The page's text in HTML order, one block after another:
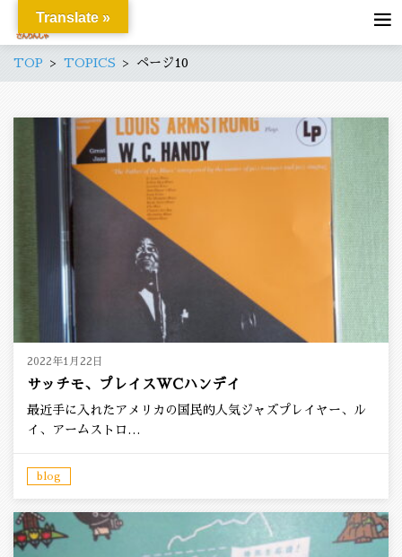
TOP TOPICS ページ10
2022年1月22日
サッチモ、プレイスWCハンデイ
最近手に入れたアメリカの国民的人気ジャズプレイヤー、ル
イ、アームストロ…
blog
Translate »